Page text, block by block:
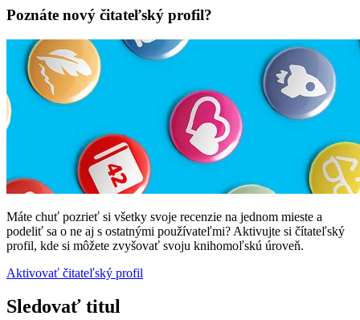
Poznáte nový čitateľský profil?
Máte chuť pozrieť si všetky svoje recenzie na jednom mieste a
podeliť sa o ne aj s ostatnými používateľmi? Aktivujte si čítateľský
profil, kde si môžete zvyšovať svoju knihomoľskú úroveň.
Aktivovať čitateľský profil
Sledovať titul